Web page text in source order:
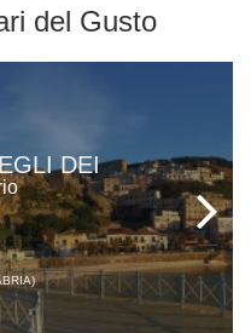
del Gusto
DEI